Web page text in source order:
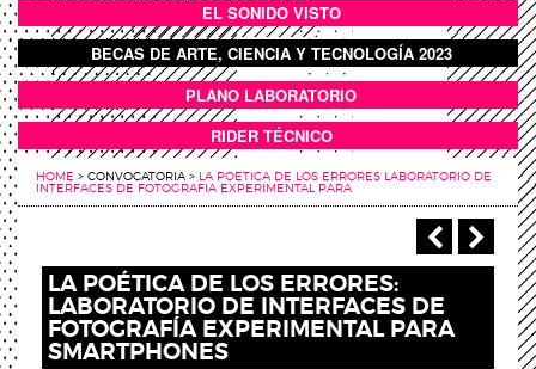
BOTÓN SONIDO VISTO
EL SONIDO VISTO
BOTON DOMO LLENO
BECAS DE ARTE, CIENCIA Y TECNOLOGÍA 2023
ANEXOS
PLANO LABORATORIO
RIDER TÉCNICO
HOME > CONVOCATORIA > LA POETICA DE LOS ERRORES LABORATORIO DE
INTERFACES DE FOTOGRAFIA EXPERIMENTAL PARA
‹
LA POÉTICA DE LOS ERRORES:
LABORATORIO DE INTERFACES DE
FOTOGRAFÍA EXPERIMENTAL PARA
SMARTPHONES